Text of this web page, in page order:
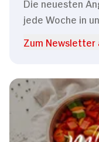
Die neuesten
jede Woche in
Zum Newsletter